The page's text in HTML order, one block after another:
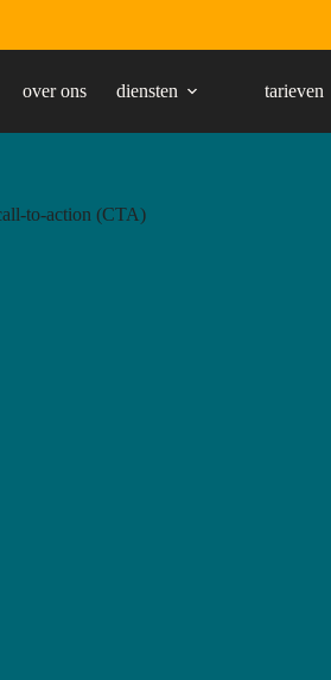
over ons diensten tarieven
to-action (CTA)